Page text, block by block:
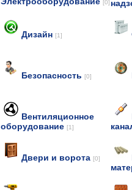
[0]
Дизайн [1]
Безопасность [0]
Вентиляционное
оборудование [1]
Двери и ворота [0]